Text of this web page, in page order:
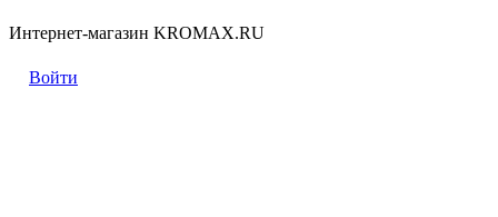
Интернет-магазин KROMAX.RU
Войти